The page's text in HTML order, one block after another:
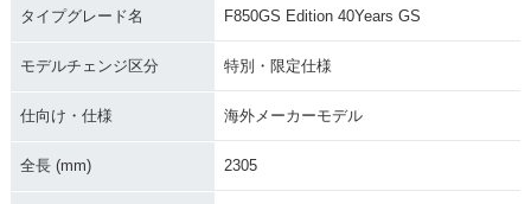
マイナーチェンジ
新登場
タイプグレード名 F850GS Edition 40Years GS
モデルチェンジ区分 特別・限定仕様
仕向け・仕様 海外メーカーモデル
全長 (mm) 2305